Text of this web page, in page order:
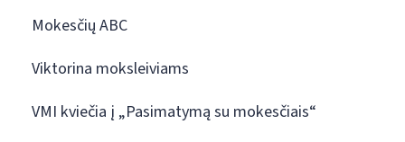
Mokesčių ABC
Viktorina moksleiviams
VMI kviečia į „Pasimatymą su mokesčiais“